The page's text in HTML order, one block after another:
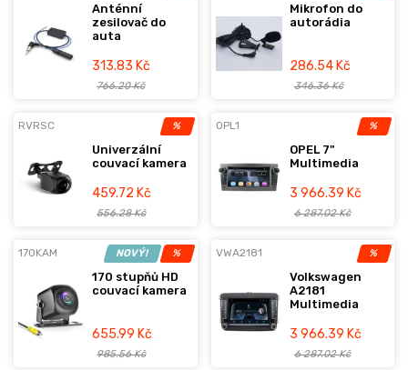
Anténní
zesilovač do
auta
313.83 Kč
766.20 Kč
Mikrofon do
autorádia
286.54 Kč
346.36 Kč
%
RVRSC
Univerzální
couvací kamera
459.72 Kč
556.28 Kč
%
OPL1
OPEL 7"
Multimedia
3 966.39 Kč
6 287.02 Kč
NOVÝ! %
170KAM
170 stupňů HD
couvací kamera
655.99 Kč
985.56 Kč
%
VWA2181
Volkswagen
A2181
Multimedia
3 966.39 Kč
6 287.02 Kč